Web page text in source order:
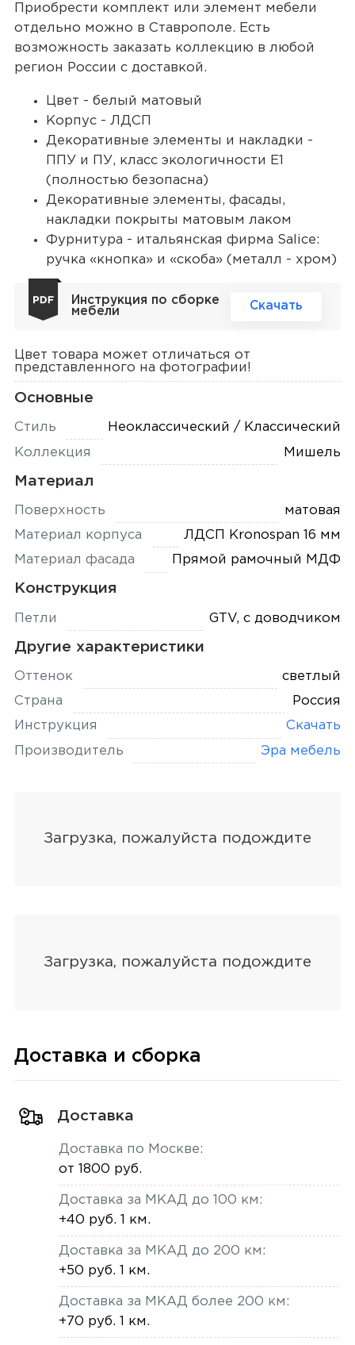
Приобрести комплект или элемент мебели
отдельно можно в Ставрополе. Есть
возможность заказать коллекцию в любой
регион России с доставкой.
Цвет - белый матовый
Корпус - ЛДСП
Декоративные элементы и накладки -
ППУ и ПУ, класс экологичности Е1
(полностью безопасна)
Декоративные элементы, фасады,
накладки покрыты матовым лаком
Фурнитура - итальянская фирма Salice:
ручка «кнопка» и «скоба» (металл - хром)
Инструкция по сборке
мебели
Скачать
Цвет товара может отличаться от
представленного на фотографии!
Основные
Стиль Неоклассический / Классический
Коллекция Мишель
Материал
Поверхность матовая
Материал корпуса ЛДСП Kronospan 16 мм
Материал фасада Прямой рамочный МДФ
Конструкция
Петли GTV, с доводчиком
Другие характеристики
Оттенок светлый
Страна Россия
Инструкция Скачать
Производитель Эра мебель
Доставка и сборка
Доставка
Доставка по Москве:
от 1800 руб.
Доставка за МКАД до 100 км:
+40 руб. 1 км.
Доставка за МКАД до 200 км:
+50 руб. 1 км.
Доставка за МКАД более 200 км:
+70 руб. 1 км.